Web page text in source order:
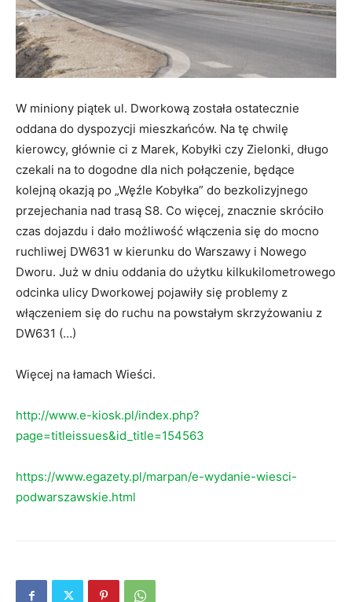
W miniony piątek ul. Dworkową została ostatecznie
oddana do dyspozycji mieszkańców. Na tę chwilę
kierowcy, głównie ci z Marek, Kobyłki czy Zielonki, długo
czekali na to dogodne dla nich połączenie, będące
kolejną okazją po „Węźle Kobyłka” do bezkolizyjnego
przejechania nad trasą S8. Co więcej, znacznie skróciło
czas dojazdu i dało możliwość włączenia się do mocno
ruchliwej DW631 w kierunku do Warszawy i Nowego
Dworu. Już w dniu oddania do użytku kilkukilometrowego
odcinka ulicy Dworkowej pojawiły się problemy z
włączeniem się do ruchu na powstałym skrzyżowaniu z
DW631 (…)
Więcej na łamach Wieści.
http://www.e-kiosk.pl/index.php?
page=titleissues&id_title=154563
https://www.egazety.pl/marpan/e-wydanie-wiesci-
podwarszawskie.html